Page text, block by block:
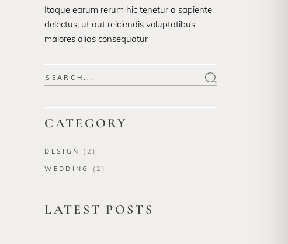
Itaque earum rerum hic tenetur a sapiente
delectus, ut aut reiciendis voluptatibus
maiores alias consequatur
Search
CATEGORY
DESIGN (2)
WEDDING (2)
LATEST POSTS